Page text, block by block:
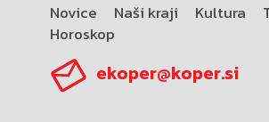
Novice Naši kraji Kultura
Horoskop
ekoper@koper.si